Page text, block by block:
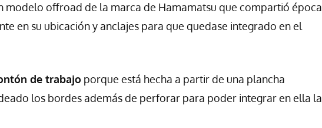
modelo offroad de la marca de Hamamatsu que compartió época
en su ubicación y anclajes para que quedase integrado en el
de trabajo porque está hecha a partir de una plancha
los bordes además de perforar para poder integrar en ella la